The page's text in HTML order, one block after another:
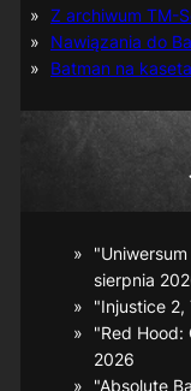
Z archiwum TM-
Nawiązania do
Batman na
sierpnia
"Injustice 2,
"Red Hood:
2026
"Absolute